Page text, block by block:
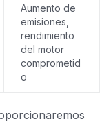
Aumento de
emisiones,
rendimiento
del motor
comprometid
o